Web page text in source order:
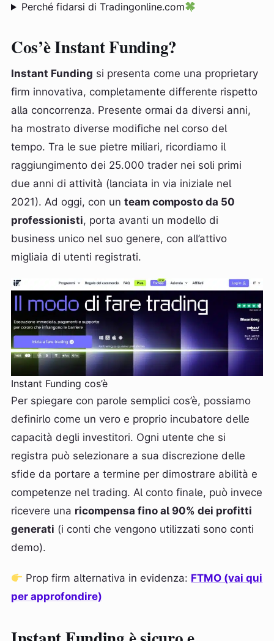
Perché fidarsi di Tradingonline.com
Cos’è Instant Funding?
Instant Funding si presenta come una proprietary
firm innovativa, completamente differente rispetto
alla concorrenza. Presente ormai da diversi anni,
ha mostrato diverse modifiche nel corso del
tempo. Tra le sue pietre miliari, ricordiamo il
raggiungimento dei 25.000 trader nei soli primi
due anni di attività (lanciata in via iniziale nel
2021). Ad oggi, con un team composto da 50
professionisti, porta avanti un modello di
business unico nel suo genere, con all’attivo
migliaia di utenti registrati.
Instant Funding cos’è
Per spiegare con parole semplici cos’è, possiamo
definirlo come un vero e proprio incubatore delle
capacità degli investitori. Ogni utente che si
registra può selezionare a sua discrezione delle
sfide da portare a termine per dimostrare abilità e
competenze nel trading. Al conto finale, può invece
ricevere una ricompensa fino al 90% dei profitti
generati (i conti che vengono utilizzati sono conti
demo).
Prop firm alternativa in evidenza: FTMO (vai qui
per approfondire)